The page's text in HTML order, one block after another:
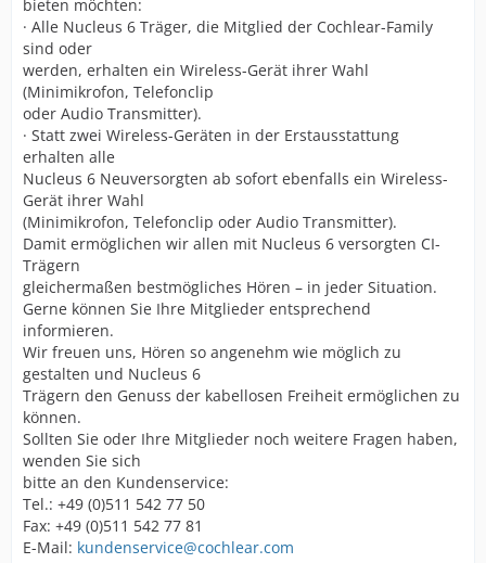
bieten möchten:
· Alle Nucleus 6 Träger, die Mitglied der Cochlear-Family
sind oder
werden, erhalten ein Wireless-Gerät ihrer Wahl
(Minimikrofon, Telefonclip
oder Audio Transmitter).
· Statt zwei Wireless-Geräten in der Erstausstattung
erhalten alle
Nucleus 6 Neuversorgten ab sofort ebenfalls ein Wireless-
Gerät ihrer Wahl
(Minimikrofon, Telefonclip oder Audio Transmitter).
Damit ermöglichen wir allen mit Nucleus 6 versorgten CI-
Trägern
gleichermaßen bestmögliches Hören – in jeder Situation.
Gerne können Sie Ihre Mitglieder entsprechend
informieren.
Wir freuen uns, Hören so angenehm wie möglich zu
gestalten und Nucleus 6
Trägern den Genuss der kabellosen Freiheit ermöglichen zu
können.
Sollten Sie oder Ihre Mitglieder noch weitere Fragen haben,
wenden Sie sich
bitte an den Kundenservice:
Tel.: +49 (0)511 542 77 50
Fax: +49 (0)511 542 77 81
E-Mail: kundenservice@cochlear.com